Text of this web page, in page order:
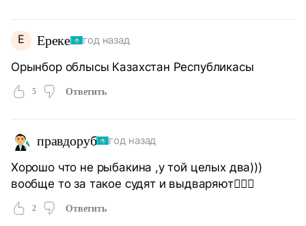
Е Ереке год назад
Орынбор облысы Казахстан Республикасы
5 Ответить
правдоруб год назад
Хорошо что не рыбакина ,у той целых два)))
вообще то за такое судят и выдваряют👆🏻🤔
2 Ответить